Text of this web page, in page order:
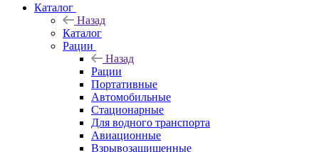
Каталог
Назад
Каталог
Рации
Назад
Рации
Портативные
Автомобильные
Стационарные
Для водного транспорта
Авиационные
Взрывозащищенные